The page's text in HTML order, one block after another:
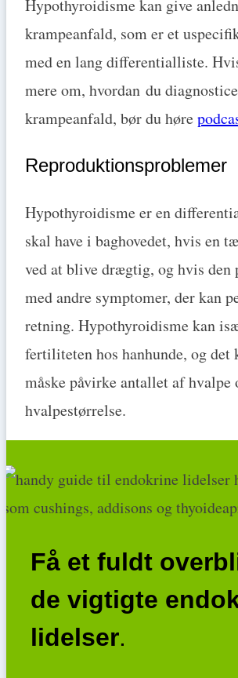
Hypothyroidisme kan give
krampeanfald, som er et
med en lang differentialliste.
mere om, hvordan du
krampeanfald, bør du høre
Reproduktionsproblemer
Hypothyroidisme er en
skal have i baghovedet, hvis en
ved at blive drægtig, og hvis den
med andre symptomer, der kan
retning. Hypothyroidisme kan
fertiliteten hos hanhunde, og det
måske påvirke antallet af hvalpe
hvalpestørrelse.
Få et fuldt
de vigtigte
lidelser.